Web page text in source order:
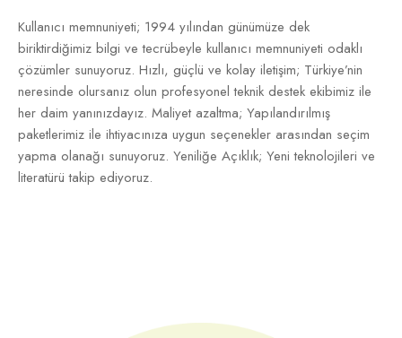
Kullanıcı memnuniyeti; 1994 yılından günümüze dek
biriktirdiğimiz bilgi ve tecrübeyle kullanıcı memnuniyeti odaklı
çözümler sunuyoruz. Hızlı, güçlü ve kolay iletişim; Türkiye’nin
neresinde olursanız olun profesyonel teknik destek ekibimiz ile
her daim yanınızdayız. Maliyet azaltma; Yapılandırılmış
paketlerimiz ile ihtiyacınıza uygun seçenekler arasından seçim
yapma olanağı sunuyoruz. Yeniliğe Açıklık; Yeni teknolojileri ve
literatürü takip ediyoruz.